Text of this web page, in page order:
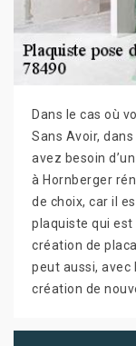
Dans le cas où
Sans Avoir,
avez besoin
à Hornberger
de choix, car il
plaquiste qui est
création de
peut aussi, avec
création de